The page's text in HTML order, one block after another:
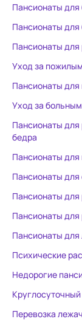
Пансионаты
Пансионаты
Пансионаты для
Уход за
Пансионаты
Уход за
Пансионаты
бедра
Пансионаты
Пансионаты для
Пансионаты для
Пансионаты для
Пансионаты
Психические
Недорогие
Перевозка